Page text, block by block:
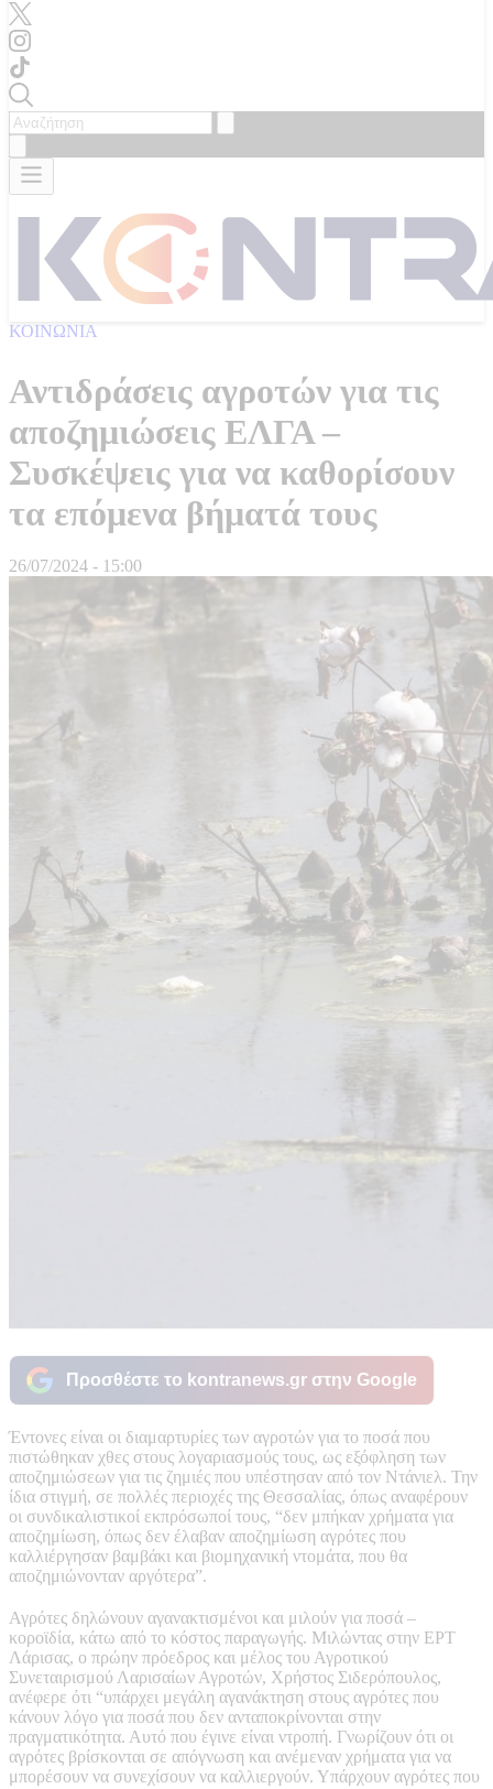
ΚΟΙΝΩΝΙΑ
Αντιδράσεις αγροτών για τις
αποζημιώσεις ΕΛΓΑ –
Συσκέψεις για να καθορίσουν
τα επόμενα βήματά τους
26/07/2024 - 15:00
Προσθέστε το kontranews.gr στην Google
Έντονες είναι οι διαμαρτυρίες των αγροτών για το ποσά που
πιστώθηκαν χθες στους λογαριασμούς τους, ως εξόφληση των
αποζημιώσεων για τις ζημιές που υπέστησαν από τον Ντάνιελ. Την
ίδια στιγμή, σε πολλές περιοχές της Θεσσαλίας, όπως αναφέρουν
οι συνδικαλιστικοί εκπρόσωποί τους, “δεν μπήκαν χρήματα για
αποζημίωση, όπως δεν έλαβαν αποζημίωση αγρότες που
καλλιέργησαν βαμβάκι και βιομηχανική ντομάτα, που θα
αποζημιώνονταν αργότερα”.
Αγρότες δηλώνουν αγανακτισμένοι και μιλούν για ποσά –
κοροϊδία, κάτω από το κόστος παραγωγής. Μιλώντας στην ΕΡΤ
Λάρισας, ο πρώην πρόεδρος και μέλος του Αγροτικού
Συνεταιρισμού Λαρισαίων Αγροτών, Χρήστος Σιδερόπουλος,
ανέφερε ότι “υπάρχει μεγάλη αγανάκτηση στους αγρότες που
κάνουν λόγο για ποσά που δεν ανταποκρίνονται στην
πραγματικότητα. Αυτό που έγινε είναι ντροπή. Γνωρίζουν ότι οι
αγρότες βρίσκονται σε απόγνωση και ανέμεναν χρήματα για να
μπορέσουν να συνεχίσουν να καλλιεργούν. Υπάρχουν αγρότες που